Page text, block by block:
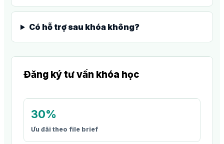
Có hỗ trợ sau khóa không?
Đăng ký tư vấn khóa học
30%
Ưu đãi theo file brief